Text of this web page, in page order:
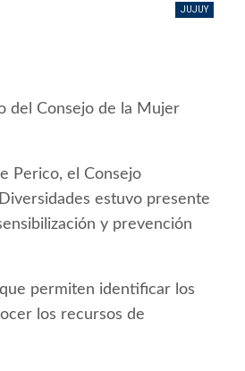
JUJUY
del Consejo de la Mujer
Perico, el Consejo
estuvo presente
y prevención
permiten identificar los
los recursos de